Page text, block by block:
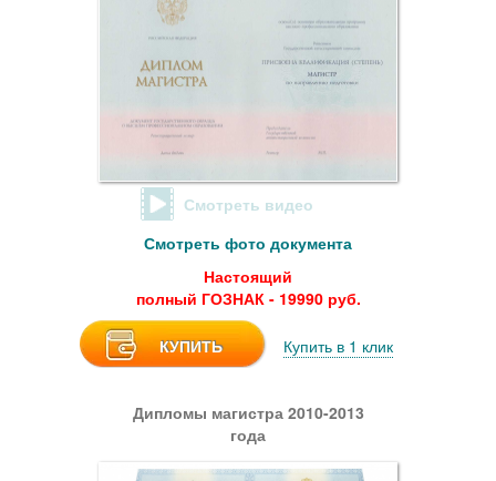
Смотреть видео
Смотреть фото документа
Настоящий
полный ГОЗНАК - 19990 руб.
КУПИТЬ Купить в 1 клик
Дипломы магистра 2010-2013
года